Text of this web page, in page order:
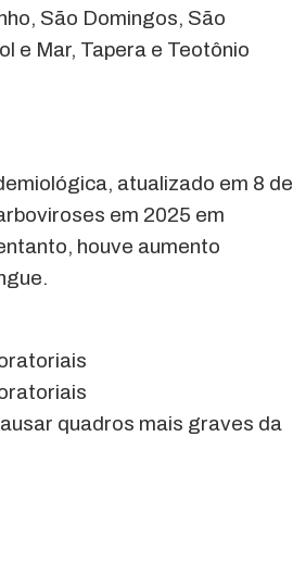
São Domingos, São
e Mar, Tapera e Teotônio
atualizado em 8 de
em 2025 em
houve aumento
quadros mais graves da